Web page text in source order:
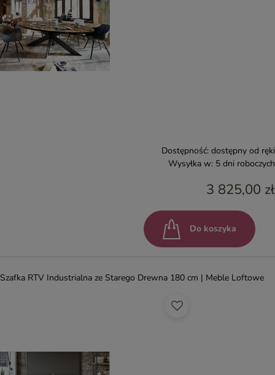
Dostępność: dostępny od ręki
Wysyłka w: 5 dni roboczych
3 825,00 zł
Do koszyka
Szafka RTV Industrialna ze Starego Drewna 180 cm | Meble Loftowe